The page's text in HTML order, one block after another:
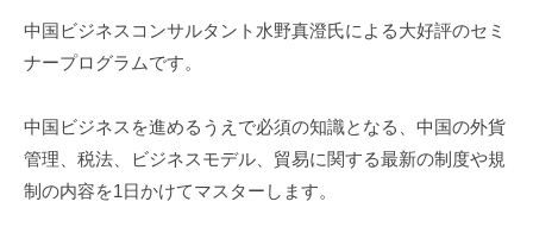
進
機
構
k
a
a
u
m
中国ビジネスコンサルタント水野真澄氏による大好評のセミ
ナープログラムです。
中国ビジネスを進めるうえで必須の知識となる、中国の外貨
管理、税法、ビジネスモデル、貿易に関する最新の制度や規
制の内容を1日かけてマスターします。